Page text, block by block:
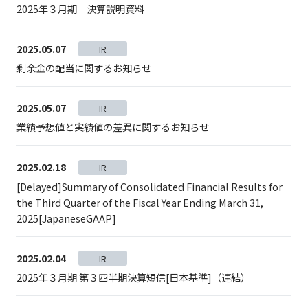
2025年３月期 決算説明資料
2025.05.07 IR
剰余金の配当に関するお知らせ
2025.05.07 IR
業績予想値と実績値の差異に関するお知らせ
2025.02.18 IR
[Delayed]Summary of Consolidated Financial Results for
the Third Quarter of the Fiscal Year Ending March 31,
2025[JapaneseGAAP]
2025.02.04 IR
2025年３月期 第３四半期決算短信[日本基準]（連結）